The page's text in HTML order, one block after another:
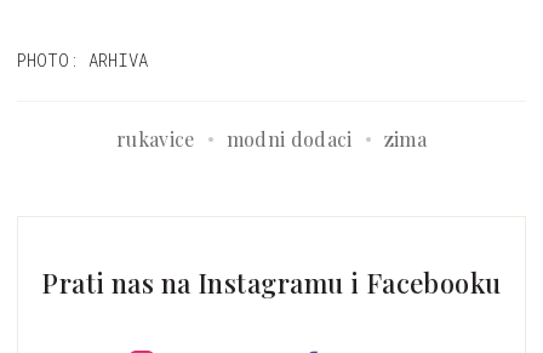
PHOTO: ARHIVA
rukavice modni dodaci zima
Prati nas na Instagramu i Facebooku